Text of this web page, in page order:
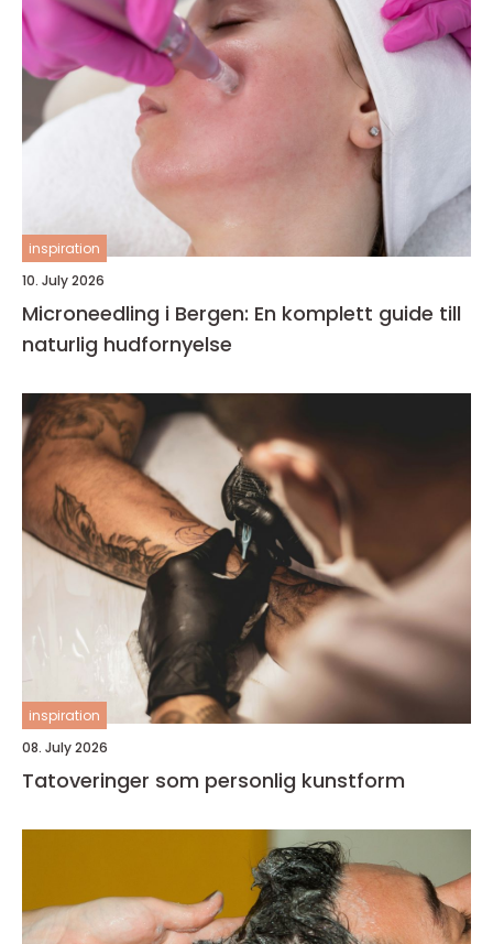
inspiration
10. July 2026
Microneedling i Bergen: En komplett guide till
naturlig hudfornyelse
inspiration
08. July 2026
Tatoveringer som personlig kunstform